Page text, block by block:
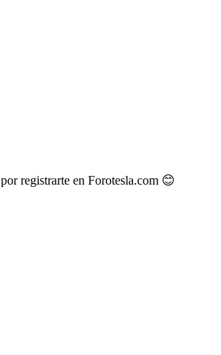
por registrarte en Forotesla.com 😊